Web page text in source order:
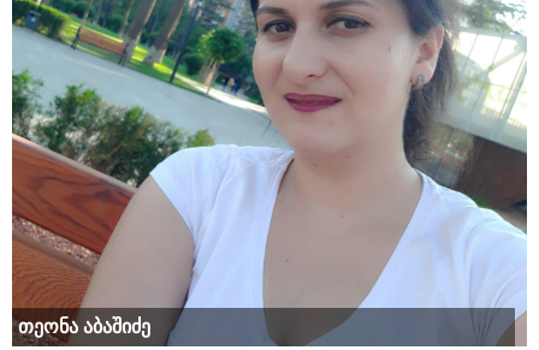
15:49 / 06-08-2026
შეიძინე ალდაგის სამოგზაურო დაზღვევა და მიიღე
გაორმაგებული ინტერნეტი
თე­ო­ნა აბა­ში­ძე